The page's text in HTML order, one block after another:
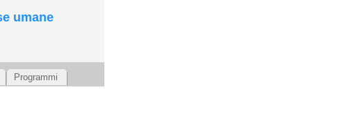
umane
Programmi